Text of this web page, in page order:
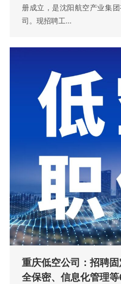
册成立，是沈阳航空产业集
司。现招聘工…
重庆低空公司：招聘
全保密、信息化管理